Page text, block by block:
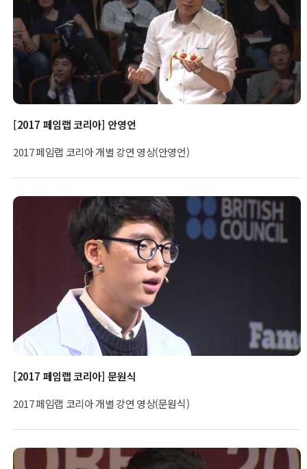
[2017 페임랩 코리아] 안영언
2017 페임랩 코리아 개별 강연 영상(안영언)
[2017 페임랩 코리아] 문원식
2017 페임랩 코리아 개별 강연 영상(문원식)